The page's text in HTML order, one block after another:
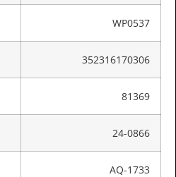
WP0537
352316170306
81369
24-0866
AQ-1733